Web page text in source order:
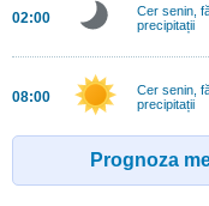
02:00
Cer senin,
precipitații
08:00
Cer senin,
precipitații
Prognoza